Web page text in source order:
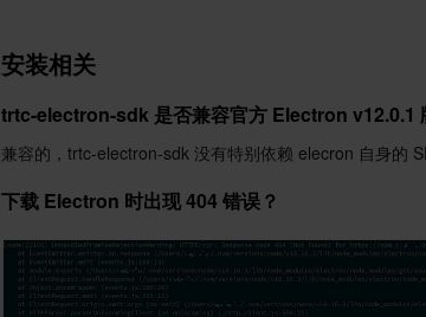
安装相关
trtc-electron-sdk 是否兼容官方 Electron v12.0.1
兼容的，trtc-electron-sdk 没有特别依赖 elecron 自身的
下载 Electron 时出现 404 错误？